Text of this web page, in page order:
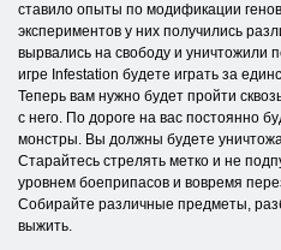
ставило опыты по модификации
экспериментов у них получились
вырвались на свободу и уничтожили
игре Infestation будете играть за
Теперь вам нужно будет пройти
с него. По дороге на вас постоянно
монстры. Вы должны будете
Старайтесь стрелять метко и не
уровнем боеприпасов и вовремя
Собирайте различные предметы,
выжить.